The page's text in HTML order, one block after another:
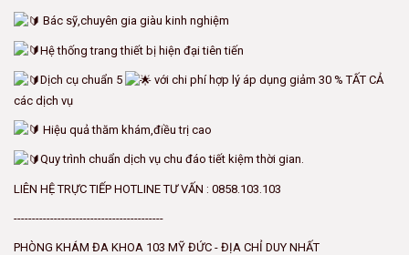
Bác sỹ,chuyên gia giàu kinh nghiệm
Hệ thống trang thiết bị hiện đại tiên tiến
Dịch cụ chuẩn 5
với chi phí hợp lý áp dụng giảm 30 % TẤT CẢ
các dịch vụ
Hiệu quả thăm khám,điều trị cao
Quy trình chuẩn dịch vụ chu đáo tiết kiệm thời gian.
LIÊN HỆ TRỰC TIẾP HOTLINE TƯ VẤN : 0858.103.103
-----------------------------------------
PHÒNG KHÁM ĐA KHOA 103 MỸ ĐỨC - ĐỊA CHỈ DUY NHẤT